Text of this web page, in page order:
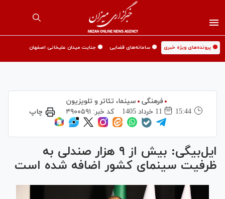
🟡 پرونده‌های ویژه خبری 🟡 سامانه‌های قضایی 🟡 جنایت میدان علیخانی اصفهان
فرهنگی
سینما،‌ تئاتر و تلویزیون
15:44
11 خرداد 1405 کد خبر: ۴۹۰۰۵۹۱ چاپ
ایل‌بیگی: بیش از ۹ هزار صندلی به
ظرفیت سینمای کشور اضافه شده است